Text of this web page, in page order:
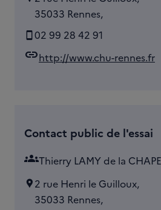
35033 Rennes,
02 99 28 42 91
linkhttp://www.chu-rennes.fr
Contact public de l'essai
groupsThierry LAMY de la
2 rue Henri le Guilloux,
35033 Rennes,